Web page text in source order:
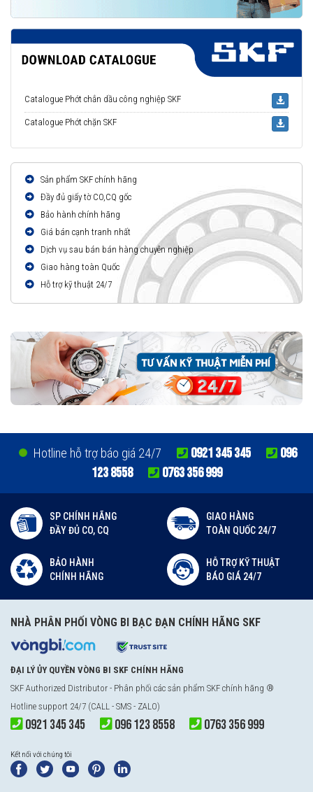
Catalogue Phớt chắn dầu công nghiệp SKF
Catalogue Phớt chặn SKF
Sản phẩm SKF chính hãng
Đầy đủ giấy tờ CO,CQ gốc
Bảo hành chính hãng
Giá bán cạnh tranh nhất
Dịch vụ sau bán bán hàng chuyên nghiệp
Giao hàng toàn Quốc
Hỗ trợ kỹ thuật 24/7
Hotline hỗ trợ báo giá 24/7 0921 345 345
096
123 8558
0763 356 999
SP CHÍNH HÃNG
ĐẦY ĐỦ CO, CQ
GIAO HÀNG
TOÀN QUỐC 24/7
BẢO HÀNH
CHÍNH HÃNG
HỖ TRỢ KỸ THUẬT
BÁO GIÁ 24/7
NHÀ PHÂN PHỐI VÒNG BI BẠC ĐẠN CHÍNH HÃNG SKF
ĐẠI LÝ ỦY QUYỀN VÒNG BI SKF CHÍNH HÃNG
SKF Authorized Distributor - Phân phối các sản phẩm SKF chính hãng ®
Hotline support 24/7 (CALL - SMS - ZALO)
0921 345 345 096 123 8558 0763 356 999
Kết nối với chúng tôi